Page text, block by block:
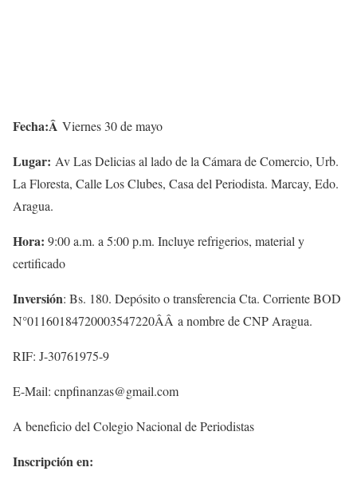
Fecha:Â Viernes 30 de mayo
Lugar: Av Las Delicias al lado de la Cámara de Comercio, Urb.
La Floresta, Calle Los Clubes, Casa del Periodista. Marcay, Edo.
Aragua.
Hora: 9:00 a.m. a 5:00 p.m. Incluye refrigerios, material y
certificado
Inversión: Bs. 180. Depósito o transferencia Cta. Corriente BOD
N°01160184720003547220ÂÂ a nombre de CNP Aragua.
RIF: J-30761975-9
E-Mail: cnpfinanzas@gmail.com
A beneficio del Colegio Nacional de Periodistas
Inscripción en: